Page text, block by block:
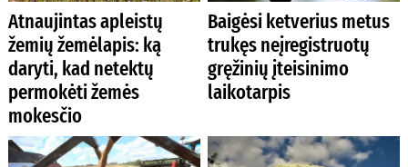
Atnaujintas apleistų
žemių žemėlapis: ką
daryti, kad netektų
permokėti žemės
mokesčio
Baigėsi ketverius metus
trukęs neįregistruotų
gręžinių įteisinimo
laikotarpis